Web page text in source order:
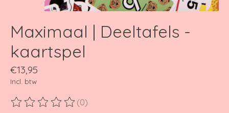
Maximaal | Deeltafels -
kaartspel
€13,95
Incl. btw
De beoordeling van dit product is
(0)